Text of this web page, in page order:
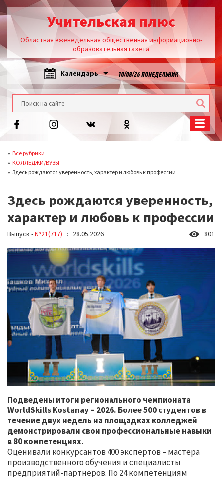
Учительская плюс
Областная еженедельная общественная информационно-
образовательная газета
Календарь 10/08/26 ПОНЕДЕЛЬНИК
Все рубрики
КОЛЛЕДЖИ/ВУЗЫ
Здесь рождаются уверенность, характер и любовь к профессии
Здесь рождаются уверенность,
характер и любовь к профессии
Выпуск -№21(717) : 28.05.2026 801
Подведены итоги регионального чемпионата
WorldSkills Kostanay – 2026. Более 500 студентов в
течение двух недель на площадках колледжей
демонстрировали свои профессиональные навыки
в 80 компетенциях.
Оценивали конкурсантов 400 экспертов – мастера
производственного обучения и специалисты
предприятий-партнёров. По 24 компетенциям